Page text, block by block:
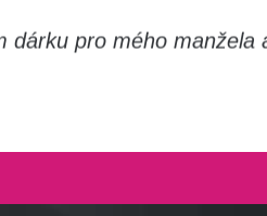
dárku pro mého manžela